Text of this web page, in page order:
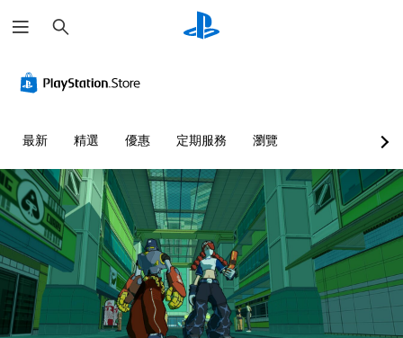
尋
最新 精選 優惠 定期服務 瀏覽